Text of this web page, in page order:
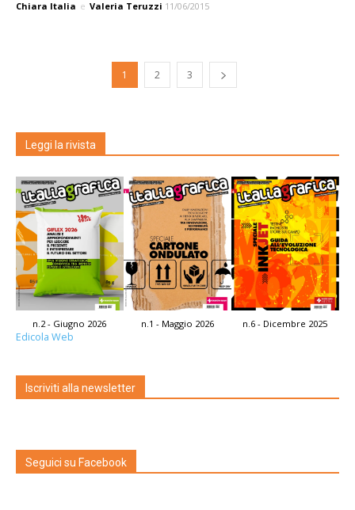
Chiara Italia e Valeria Teruzzi 11/06/2015
1 2 3
Leggi la rivista
n.2 - Giugno 2026 n.1 - Maggio 2026 n.6 - Dicembre 2025
Edicola Web
Iscriviti alla newsletter
Seguici su Facebook